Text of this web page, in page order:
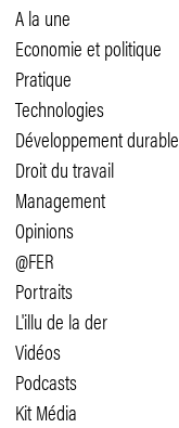
A la une
Economie et politique
Pratique
Technologies
Développement durable
Droit du travail
Management
Opinions
@FER
Portraits
L'illu de la der
Vidéos
Podcasts
Kit Média